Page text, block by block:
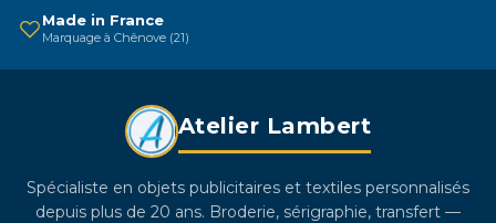
page
produit
Made in France
Marquage à Chênove (21)
Atelier Lambert
Spécialiste en objets publicitaires et textiles personnalisés
depuis plus de 20 ans. Broderie, sérigraphie, transfert —